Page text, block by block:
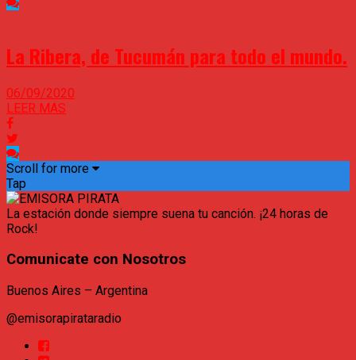
La Ribera, de Tucumán para todo el mundo.
06/09/2020
LEER MAS
Scroll for more
Tap
La estación donde siempre suena tu canción. ¡24 horas de
Rock!
Comunicate con Nosotros
Buenos Aires – Argentina
@emisorapirataradio